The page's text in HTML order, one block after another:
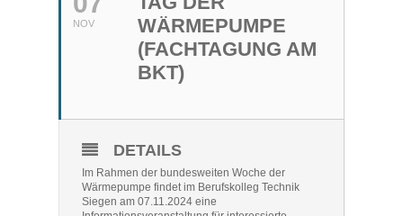
NOV
WÄRMEPUMPE
(FACHTAGUNG AM
BKT)
DETAILS
Im Rahmen der bundesweiten Woche der
Wärmepumpe findet im Berufskolleg Technik
Siegen am 07.11.2024 eine